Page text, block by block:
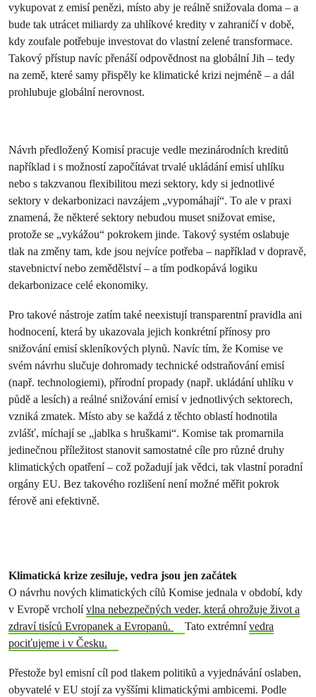
vykupovat z emisí penězi, místo aby je reálně snižovala doma – a
bude tak utrácet miliardy za uhlíkové kredity v zahraničí v době,
kdy zoufale potřebuje investovat do vlastní zelené transformace.
Takový přístup navíc přenáší odpovědnost na globální Jih – tedy
na země, které samy přispěly ke klimatické krizi nejméně – a dál
prohlubuje globální nerovnost.
Návrh předložený Komisí pracuje vedle mezinárodních kreditů
například i s možností započítávat trvalé ukládání emisí uhlíku
nebo s takzvanou flexibilitou mezi sektory, kdy si jednotlivé
sektory v dekarbonizaci navzájem „vypomáhají“. To ale v praxi
znamená, že některé sektory nebudou muset snižovat emise,
protože se „vykážou“ pokrokem jinde. Takový systém oslabuje
tlak na změny tam, kde jsou nejvíce potřeba – například v dopravě,
stavebnictví nebo zemědělství – a tím podkopává logiku
dekarbonizace celé ekonomiky.
Pro takové nástroje zatím také neexistují transparentní pravidla ani
hodnocení, která by ukazovala jejich konkrétní přínosy pro
snižování emisí skleníkových plynů. Navíc tím, že Komise ve
svém návrhu slučuje dohromady technické odstraňování emisí
(např. technologiemi), přírodní propady (např. ukládání uhlíku v
půdě a lesích) a reálné snižování emisí v jednotlivých sektorech,
vzniká zmatek. Místo aby se každá z těchto oblastí hodnotila
zvlášť, míchají se „jablka s hruškami“. Komise tak promarnila
jedinečnou příležitost stanovit samostatné cíle pro různé druhy
klimatických opatření – což požadují jak vědci, tak vlastní poradní
orgány EU. Bez takového rozlišení není možné měřit pokrok
férově ani efektivně.
Klimatická krize zesiluje, vedra jsou jen začátek
O návrhu nových klimatických cílů Komise jednala v období, kdy
v Evropě vrcholívlna nebezpečných veder, která ohrožuje život a
zdraví tisíců Evropanek a Evropanů.
Tato extrémnívedra
pociťujeme i v Česku.
Přestože byl emisní cíl pod tlakem politiků a vyjednávání oslaben,
obyvatelé v EU stojí za vyššími klimatickými ambicemi. Podle